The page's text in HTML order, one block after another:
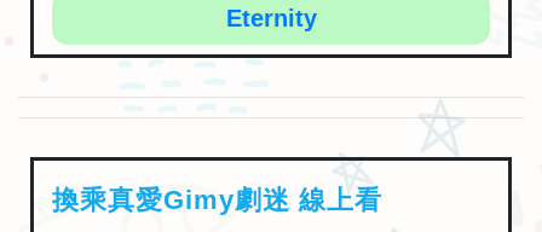
Eternity
換乘真愛Gimy劇迷 線上看